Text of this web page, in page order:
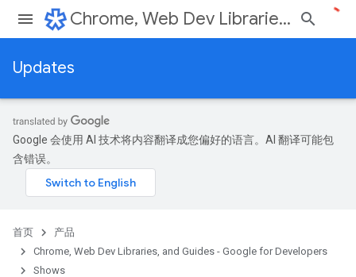
Chrome, Web Dev Libraries, and Guides - Google for Developers
Updates
Google 会使用 AI 技术将内容翻译成您偏好的语言。AI 翻译可能包
含错误。
首页
产品
Chrome, Web Dev Libraries, and Guides - Google for Developers
Shows